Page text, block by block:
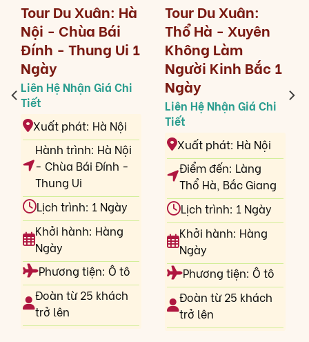
Tour Du Xuân: Hà
Nội - Chùa Bái
Đính - Thung Ui 1
Ngày
Xuất phát: Hà Nội
Hành trình: Hà Nội
- Chùa Bái Đính -
Thung Ui
Lịch trình: 1 Ngày
Khởi hành: Hàng
Ngày
Phương tiện: Ô tô
Đoàn từ 25 khách
trở lên
Tour Du Xuân:
Thổ Hà - Xuyên
Không Làm
Người Kinh Bắc 1
Ngày
Xuất phát: Hà Nội
Điểm đến: Làng
Thổ Hà, Bắc Giang
Lịch trình: 1 Ngày
Khởi hành: Hàng
Ngày
Phương tiện: Ô tô
Đoàn từ 25 khách
trở lên